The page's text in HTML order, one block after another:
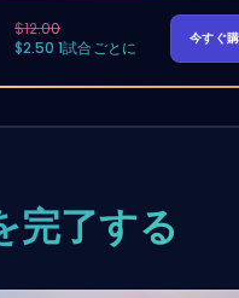
$12.00
$2.50 1試合ごとに
今すぐ
完了する